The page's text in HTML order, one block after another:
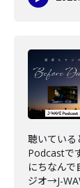
聴いてい
Podcastで
にちなん
ジオ→J-